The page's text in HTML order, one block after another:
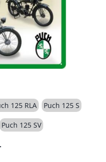
125 RLA Puch 125 S
Puch 125 SV